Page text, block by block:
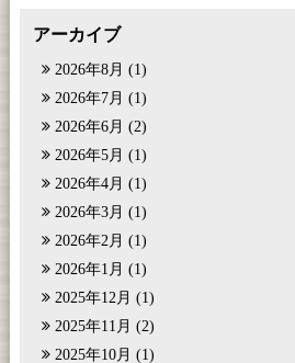
アーカイブ
2026年8月 (1)
2026年7月 (1)
2026年6月 (2)
2026年5月 (1)
2026年4月 (1)
2026年3月 (1)
2026年2月 (1)
2026年1月 (1)
2025年12月 (1)
2025年11月 (2)
2025年10月 (1)